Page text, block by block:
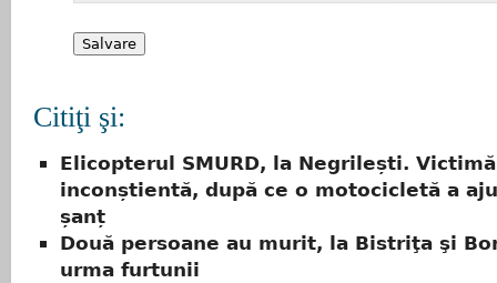
Citiţi şi:
Elicopterul SMURD, la Negrilești. Victimă
inconștientă, după ce o motocicletă a
șanț
Două persoane au murit, la Bistriţa şi
urma furtunii